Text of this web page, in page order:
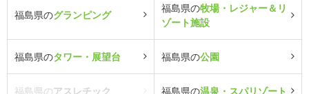
福島県のグランピング
福島県の牧場・レジャー＆リ
ゾート施設
福島県のタワー・展望台 福島県の公園
福島県のアスレチック 福島県の温泉・スパリゾート